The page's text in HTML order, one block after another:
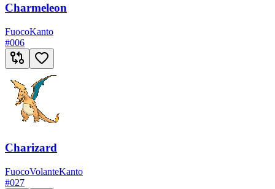
Charmeleon
FuocoKanto
#006
Charizard
FuocoVolanteKanto
#027